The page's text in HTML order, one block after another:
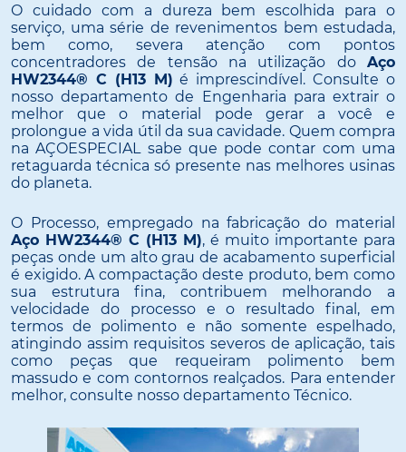
O cuidado com a dureza bem escolhida para o
serviço, uma série de revenimentos bem estudada,
bem como, severa atenção com pontos
concentradores de tensão na utilização do Aço
HW2344® C (H13 M) é imprescindível. Consulte o
nosso departamento de Engenharia para extrair o
melhor que o material pode gerar a você e
prolongue a vida útil da sua cavidade. Quem compra
na AÇOESPECIAL sabe que pode contar com uma
retaguarda técnica só presente nas melhores usinas
do planeta.
O Processo, empregado na fabricação do material
Aço HW2344® C (H13 M), é muito importante para
peças onde um alto grau de acabamento superficial
é exigido. A compactação deste produto, bem como
sua estrutura fina, contribuem melhorando a
velocidade do processo e o resultado final, em
termos de polimento e não somente espelhado,
atingindo assim requisitos severos de aplicação, tais
como peças que requeiram polimento bem
massudo e com contornos realçados. Para entender
melhor, consulte nosso departamento Técnico.